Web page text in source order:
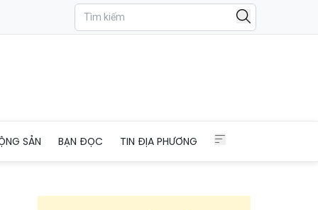
SẢN BẠN ĐỌC TIN ĐỊA PHƯƠNG